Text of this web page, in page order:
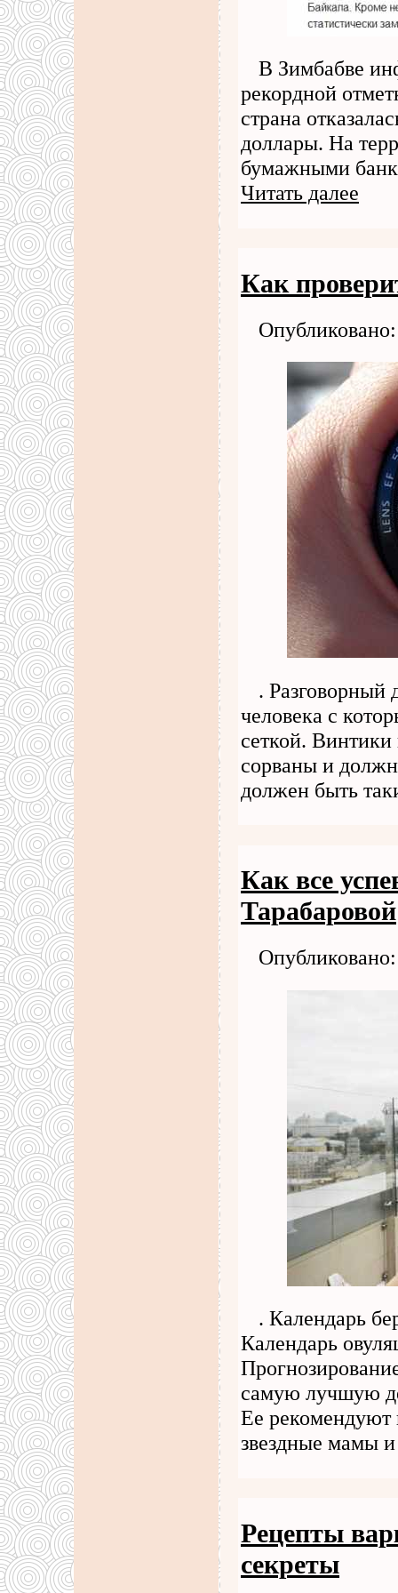
В Зимбабве
рекордной
страна
доллары. На
бумажными
Читать далее
Как
. Разговорный
человека с
сеткой.
сорваны и
должен быть
Как все
Тарабаровой
. Календарь
Календарь
самую лучшую
Ее рекомендуют
звездные мамы
Рецепты
секреты